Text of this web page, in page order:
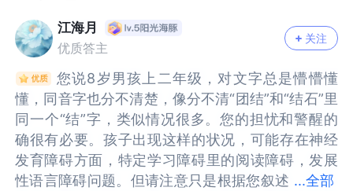
江海月
优质答主
关注
...全部
您说8岁男孩上二年级，对文字总是懵懵懂
懂，同音字也分不清楚，像分不清“团结”和“结石”里
同一个“结”字，类似情况很多。您的担忧和警醒的
确很有必要。孩子出现这样的状况，可能存在神经
发育障碍方面，特定学习障碍里的阅读障碍，发展
性语言障碍问题。但请注意只是根据您叙述
懂，同音字也分不清楚，像分不清“团结”和“结石”里
同一个“结”字，类似情况很多。您的担忧和警醒的
确很有必要。孩子出现这样的状况，可能存在神经
发育障碍方面，特定学习障碍里的阅读障碍，发展
性语言障碍问题。但请注意只是根据您叙述情况推